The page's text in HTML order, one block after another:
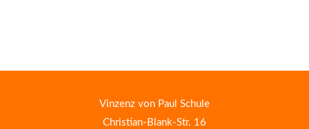
Vinzenz von Paul Schule
Christian-Blank-Str. 16